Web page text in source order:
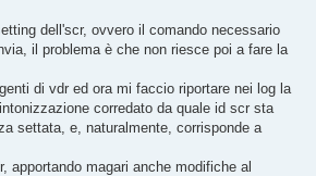
dell'scr, ovvero il comando necessario
il problema è che non riesce poi a fare la
di vdr ed ora mi faccio riportare nei log la
corredato da quale id scr sta
settata, e, naturalmente, corrisponde a
apportando magari anche modifiche al